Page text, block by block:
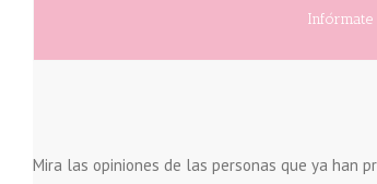
Mira las opiniones de las personas que ya han